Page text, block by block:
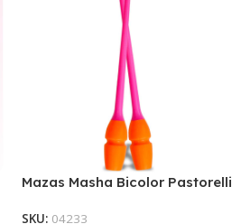
Mazas Masha Bicolor Pastorelli
SKU: 04233